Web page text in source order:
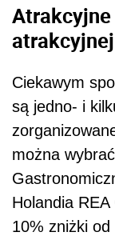
Ciekawym
są jedno- i
można
Holandia
10% zniżki